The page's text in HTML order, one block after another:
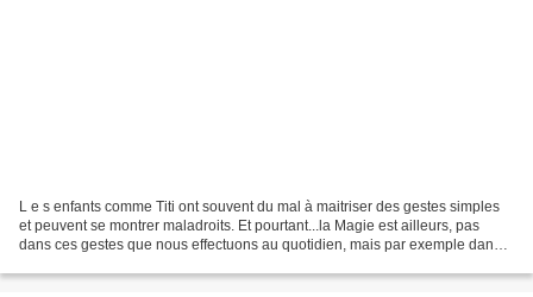
L e s enfants comme Titi ont souvent du mal à maitriser des gestes simples
et peuvent se montrer maladroits. Et pourtant...la Magie est ailleurs, pas
dans ces gestes que nous effectuons au quotidien, mais par exemple dans